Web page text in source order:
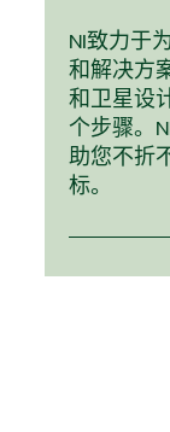
NI致力于
和解决方
和卫星设
个步骤。
助您不折
标。